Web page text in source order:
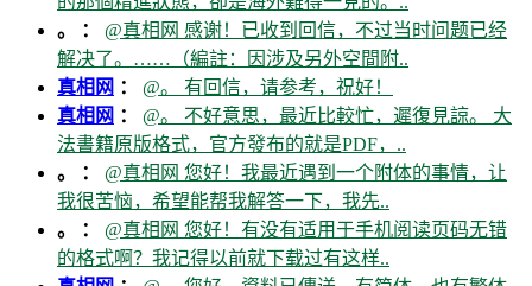
。 ： @真相网 感谢！已收到回信，不过当时问题已经
解决了。……（編註：因涉及另外空間附..
真相网 ： @。 有回信，请参考，祝好！
真相网 ： @。 不好意思，最近比較忙，遲復見諒。 大
法書籍原版格式，官方發布的就是PDF，..
。 ： @真相网 您好！我最近遇到一个附体的事情，让
我很苦恼，希望能帮我解答一下，我先..
。 ： @真相网 您好！有没有适用于手机阅读页码无错
的格式啊？我记得以前就下载过有这样..